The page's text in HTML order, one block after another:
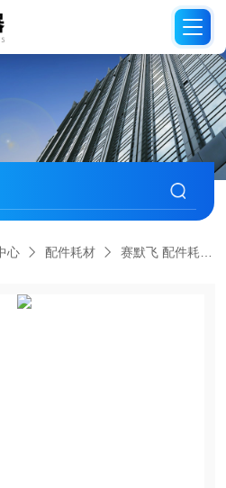
心 配件耗材 赛默飞 配件耗材